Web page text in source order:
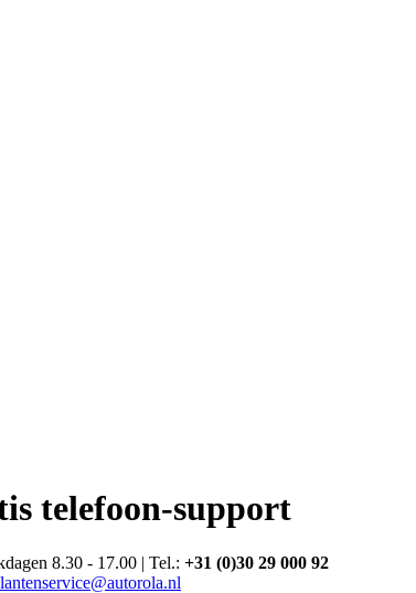
telefoon-support
8.30 - 17.00 | Tel.: +31 (0)30 29 000 92